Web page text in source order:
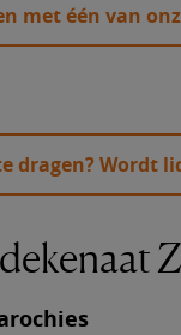
bijbel, leven
ziekenzalving
communie
biecht en
tot priester
met één van
dragen? Wordt